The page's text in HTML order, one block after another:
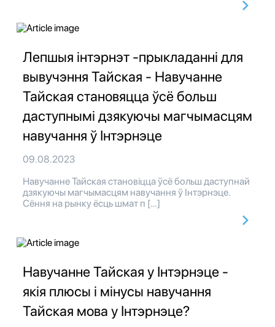
Лепшыя інтэрнэт -прыкладанні для
вывучэння Тайская - Навучанне
Тайская становяцца ўсё больш
даступнымі дзякуючы магчымасцям
навучання ў Інтэрнэце
09.08.2023
Навучанне Тайская становіцца ўсё больш даступнай
дзякуючы магчымасцям навучання ў Інтэрнэце.
Сёння на рынку ёсць шмат п […]
Навучанне Тайская у Інтэрнэце -
якія плюсы і мінусы навучання
Тайская мова у Інтэрнэце?